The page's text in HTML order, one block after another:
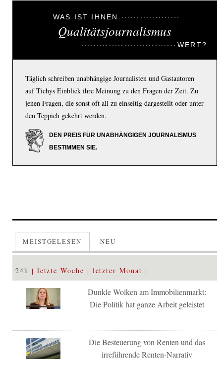
WAS IST IHNEN
Qualitätsjournalismus
WERT?
Täglich schreiben unabhängige Journalisten und Gastautoren
auf Tichys Einblick ihre Meinung zu den Fragen der Zeit. Zu
jenen Fragen, die sonst oft all zu einseitig dargestellt oder unter
den Teppich gekehrt werden.
DEN PREIS FÜR UNABHÄNGIGEN JOURNALISMUS
BESTIMMEN SIE.
MEISTGELESEN NEU
24h letzte Woche letzter Monat
Dunkle Wolken am Immobilienmarkt:
Die Politik hat ganze Arbeit geleistet
Die Besteuerung von Renten und das
irreführende Renten-Narrativ